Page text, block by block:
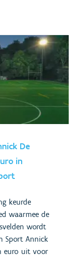
De
in
keurde
waarmee de
wordt
Sport Annick
euro uit voor